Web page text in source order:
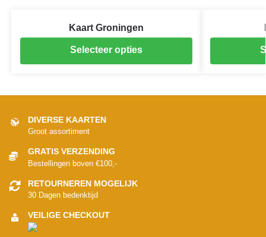
Kaart Groningen
Selecteer opties
DIVERSE KAARTEN
Groot assortiment
GRATIS VERZENDING
Bestellingen boven €100,-
RETOURNEREN MOGELIJK
30 Dagen bedenktijd
VEILIGE CHECKOUT